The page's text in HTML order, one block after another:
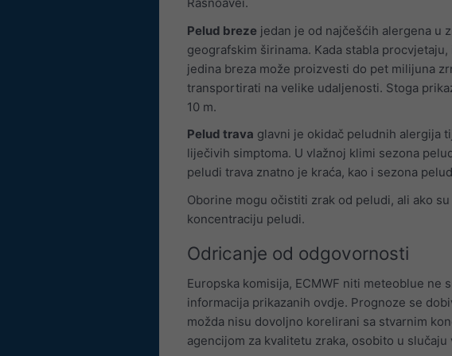
Pelud breze jedan je od najčešćih alergena u
geografskim širinama. Kada stabla
jedina breza može proizvesti do pet milijuna
transportirati na velike udaljenosti. Stoga
10 m.
Pelud trava glavni je okidač peludnih alergija
liječivih simptoma. U vlažnoj klimi sezona
peludi trava znatno je kraća, kao i sezona
Oborine mogu očistiti zrak od peludi, ali ako
koncentraciju peludi.
Odricanje od odgovornosti
Europska komisija, ECMWF niti meteoblue
informacija prikazanih ovdje. Prognoze se
možda nisu dovoljno korelirani sa stvarnim
agencijom za kvalitetu zraka, osobito u